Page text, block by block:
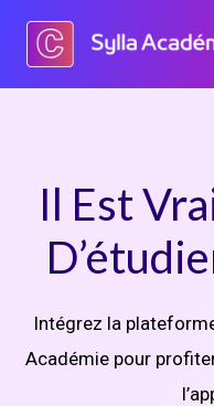
Il Est
Intégrez la
Académie pour